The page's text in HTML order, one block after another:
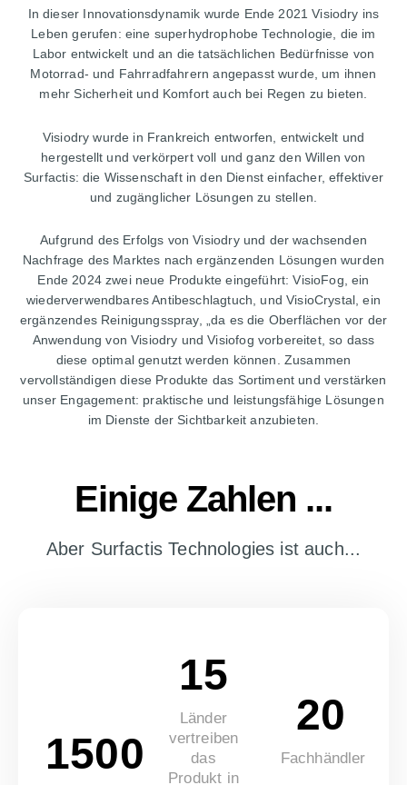
In dieser Innovationsdynamik wurde Ende 2021 Visiodry ins
Leben gerufen: eine superhydrophobe Technologie, die im
Labor entwickelt und an die tatsächlichen Bedürfnisse von
Motorrad- und Fahrradfahrern angepasst wurde, um ihnen
mehr Sicherheit und Komfort auch bei Regen zu bieten.
Visiodry wurde in Frankreich entworfen, entwickelt und
hergestellt und verkörpert voll und ganz den Willen von
Surfactis: die Wissenschaft in den Dienst einfacher, effektiver
und zugänglicher Lösungen zu stellen.
Aufgrund des Erfolgs von Visiodry und der wachsenden
Nachfrage des Marktes nach ergänzenden Lösungen wurden
Ende 2024 zwei neue Produkte eingeführt: VisioFog, ein
wiederverwendbares Antibeschlagtuch, und VisioCrystal, ein
ergänzendes Reinigungsspray, „da es die Oberflächen vor der
Anwendung von Visiodry und Visiofog vorbereitet, so dass
diese optimal genutzt werden können. Zusammen
vervollständigen diese Produkte das Sortiment und verstärken
unser Engagement: praktische und leistungsfähige Lösungen
im Dienste der Sichtbarkeit anzubieten.
Einige Zahlen ...
Aber Surfactis Technologies ist auch...
1500
15
Länder
vertreiben
das
Produkt in
20
Fachhändler